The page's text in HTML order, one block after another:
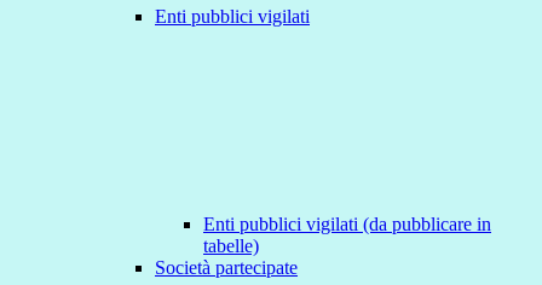
Enti pubblici vigilati
Enti pubblici vigilati (da pubblicare in
tabelle)
Società partecipate